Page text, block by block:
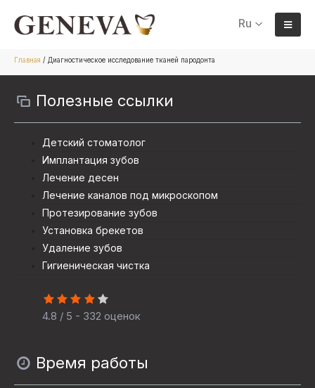
Ru
Главная / Диагностическое исследование тканей пародонта
Полезные ссылки
Детский стоматолог
Имплантация зубов
Лечение десен
Лечение каналов под микроскопом
Протезирование зубов
Установка брекетов
Удаление зубов
Гигиеническая чистка
4.8 / 5 - 332 оценок
Время работы